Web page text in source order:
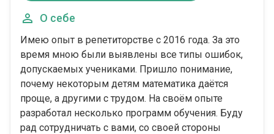
О себе
Имею опыт в репетиторстве с 2016 года. За это
время мною были выявлены все типы ошибок,
допускаемых учениками. Пришло понимание,
почему некоторым детям математика даётся
проще, а другими с трудом. На своём опыте
разработал несколько программ обучения. Буду
рад сотрудничать с вами, со своей стороны